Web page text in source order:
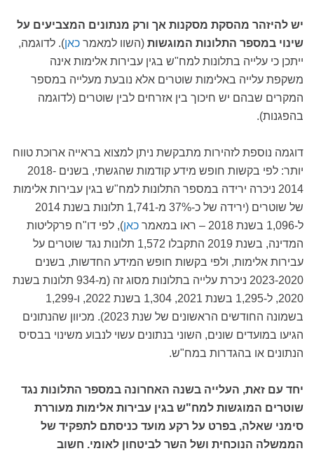
יש להיזהר מהסקת מסקנות אך ורק מנתונים המצביעים על
שינוי במספר התלונות המוגשות (השוו למאמר כאן). לדוגמה,
ייתכן כי עלייה בתלונות למח"ש בגין עבירות אלימות אינה
משקפת עלייה באלימות שוטרים אלא נובעת מעלייה במספר
המקרים שבהם יש חיכוך בין אזרחים לבין שוטרים (לדוגמה
בהפגנות).
דוגמה נוספת לזהירות מתבקשת ניתן למצוא בראייה ארוכת טווח
יותר: לפי בקשות חופש מידע קודמות שהגשתי, בשנים 2018-
2014 ניכרה ירידה במספר התלונות למח"ש בגין עבירות אלימות
של שוטרים (ירידה של כ-37% מ-1,741 תלונות בשנת 2014
ל-1,096 בשנת 2018 – ראו במאמר
כאן), לפי דו"ח פרקליטות
המדינה, בשנת 2019 התקבלו 1,572 תלונות נגד שוטרים על
עבירות אלימות, ולפי בקשות חופש המידע החדשות, בשנים
2023-2020 ניכרת עלייה בתלונות מסוג זה (מ-934 תלונות בשנת
2020, ל-1,295 בשנת 2021, 1,304 בשנת 2022, ו-1,299
בשמונה החודשים הראשונים של שנת 2023). מכיוון שהנתונים
הגיעו במועדים שונים, השוני בנתונים עשוי לנבוע משינוי בבסיס
הנתונים או בהגדרות במח"ש.
יחד עם זאת, העלייה בשנה האחרונה במספר התלונות נגד
שוטרים המוגשות למח"ש בגין עבירות אלימות מעוררת
סימני שאלה, בפרט על רקע מועד כניסתם לתפקיד של
הממשלה הנוכחית ושל השר לביטחון לאומי. חשוב